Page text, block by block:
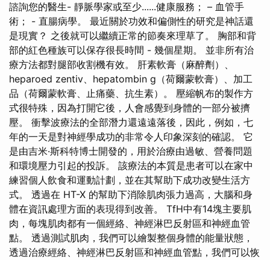
諮詢您的醫生- 靜脈學家或至少......健康服務； – 血管手
術； - 直腸病學。 最近關於功效和偏側性的研究是神話還
是現實？ 之後就可以繼續正常的節奏來理草了。 胸部和背
部的紅色種族可以保存很長時間 - 幾個星期。 並非所有治
療方法都對腿部收割機有效。 肝素軟膏（麻醉劑）、
heparoed zentiv、hepatombin g（荷爾蒙軟膏）、加工
品（荷爾蒙軟膏、止痛藥、抗生素）。 壓縮帆布的製作方
式很特殊，因為打開它後，人會感覺到身體的一部分被擠
壓。 衝擊波療法的全部潛力還遠遠落後，因此，例如，七
年的一天是對神經學成功的非常令人印象深刻的確認。 它
是由吉米·斯科特博士開發的，用於治療由過敏、營養問題
和環境壓力引起的投訴。 該療法的本質是患者可以在家中
練習個人飲食和運動計劃，並在其幫助下成功改變生活方
式。 透過在 HT-X 的幫助下消除肌肉張力過高，大腦和身
體在資訊處理方面的表現得到改善。 TfH中有14塊主要肌
肉，每塊肌肉都有一個經絡、神經淋巴反射區和神經血管
點。 透過測試肌肉，我們可以繪製整個身體的能量狀態，
透過治療經絡、神經淋巴反射區和神經血管點，我們可以恢